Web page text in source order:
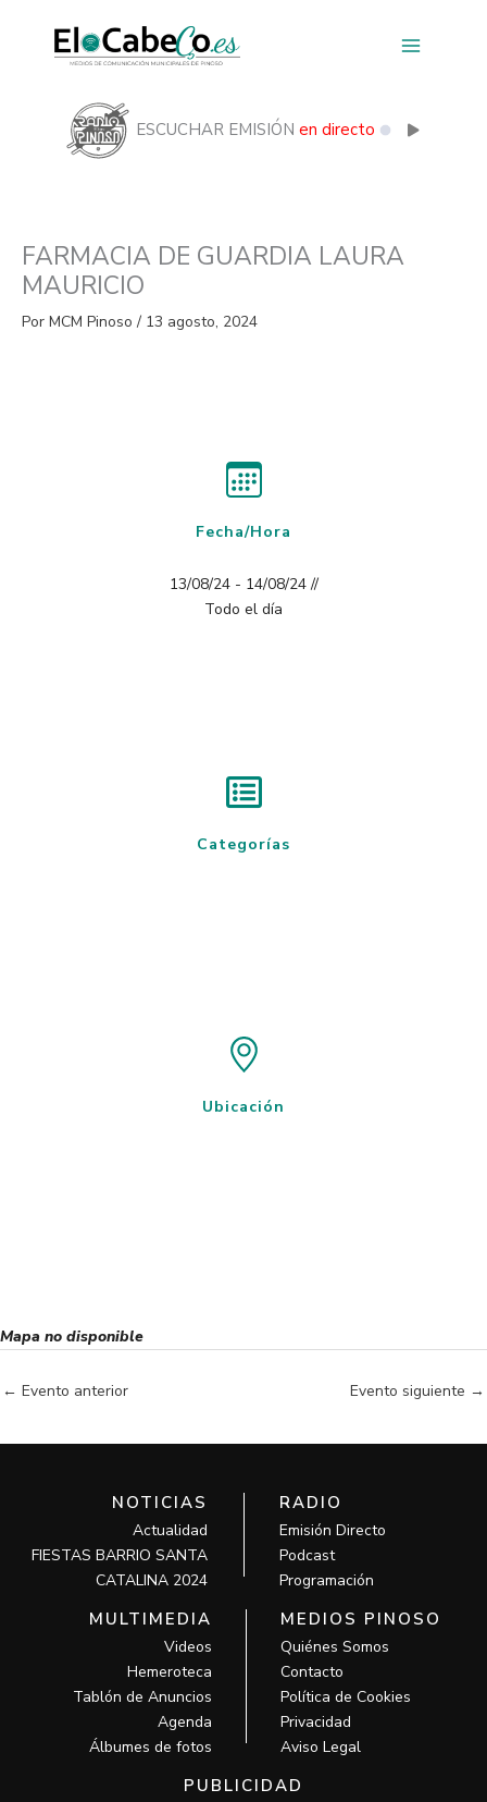
contenido
ESCUCHAR EMISIÓN en directo
FARMACIA DE GUARDIA LAURA
MAURICIO
Por MCM Pinoso / 13 agosto, 2024
Fecha/Hora
13/08/24 - 14/08/24 //
Todo el día
Categorías
Ubicación
Mapa no disponible
← Evento anterior Evento siguiente →
NOTICIAS
Actualidad
FIESTAS BARRIO SANTA
CATALINA 2024
RADIO
Emisión Directo
Podcast
Programación
MULTIMEDIA
Videos
Hemeroteca
Tablón de Anuncios
Agenda
Álbumes de fotos
MEDIOS PINOSO
Quiénes Somos
Contacto
Política de Cookies
Privacidad
Aviso Legal
PUBLICIDAD